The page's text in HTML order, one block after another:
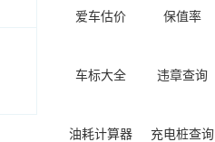
爱车估价 保值率
车标大全 违章查询
油耗计算器 充电桩查询